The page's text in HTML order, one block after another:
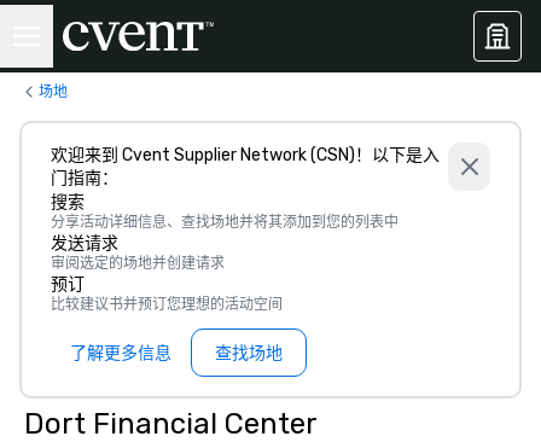
场地
欢迎来到 Cvent Supplier Network (CSN)！以下是入
门指南：
搜索
分享活动详细信息、查找场地并将其添加到您的列表中
发送请求
审阅选定的场地并创建请求
预订
比较建议书并预订您理想的活动空间
了解更多信息 查找场地
Dort Financial Center